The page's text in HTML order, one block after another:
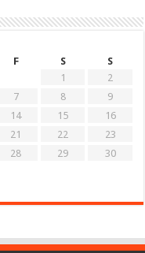
F S
S
1
2
7 8
9
14 15
16
21 22
23
28 29
30